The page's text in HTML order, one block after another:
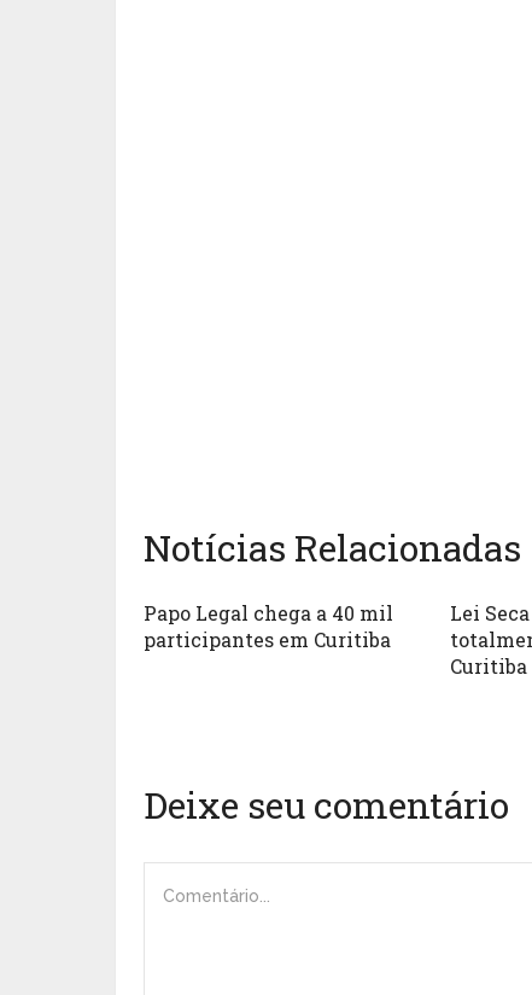
Notícias Relacionadas
Papo Legal chega a 40 mil
participantes em Curitiba
Lei
Curitiba
Deixe seu comentário